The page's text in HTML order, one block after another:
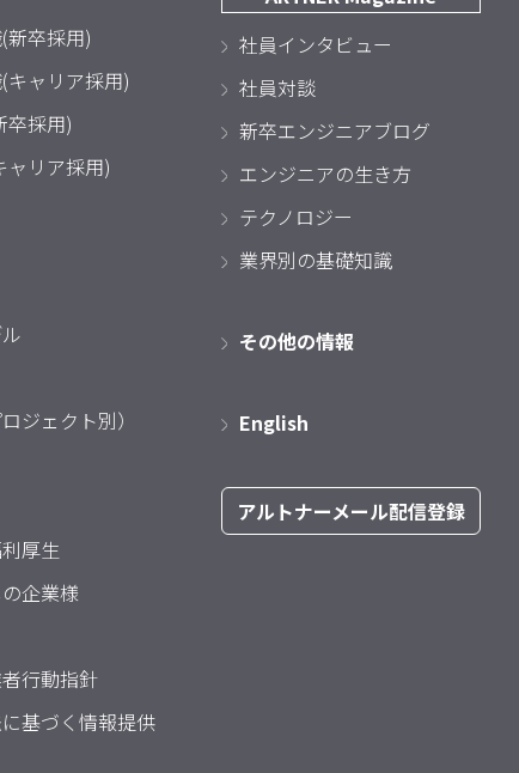
新卒採用)
キャリア採用)
卒採用)
ャリア採用)
ジェクト別）
厚生
企業様
行動指針
基づく情報提供
社員インタビュー
社員対談
新卒エンジニアブログ
エンジニアの生き方
テクノロジー
業界別の基礎知識
その他の情報
English
アルトナーメール配信登録